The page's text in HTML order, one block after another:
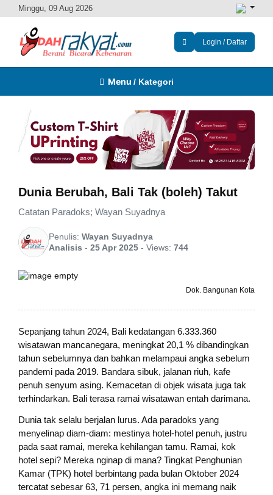
Minggu, 09 Aug 2026
Login / Daftar
Menu / Kategori
Dunia Berubah, Bali Tak (boleh) Takut
Catatan Paradoks; Wayan Suyadnya
Penulis: Wayan Suyadnya
Analisis - 25 Apr 2025 - Views: 744
Dok. Bangunan Kota
Sepanjang tahun 2024, Bali kedatangan 6.333.360
wisatawan mancanegara, meningkat 20,1 % dibandingkan
tahun sebelumnya dan bahkan melampaui angka sebelum
pandemi pada 2019. Bandara sibuk, jalanan riuh, kafe
penuh senyum asing. Kemacetan di objek wisata juga tak
terhindarkan. Bali terasa ramai wisatawan entah darimana.
Dunia tak selalu berjalan lurus. Ada paradoks yang
menyelinap diam-diam: mestinya hotel-hotel penuh, justru
pada saat ramai, mereka kehilangan tamu. Ramai, kok
hotel sepi? Mereka nginap di mana? Tingkat Penghunian
Kamar (TPK) hotel berbintang pada bulan Oktober 2024
tercatat sebesar 63, 71 persen, angka ini memang naik